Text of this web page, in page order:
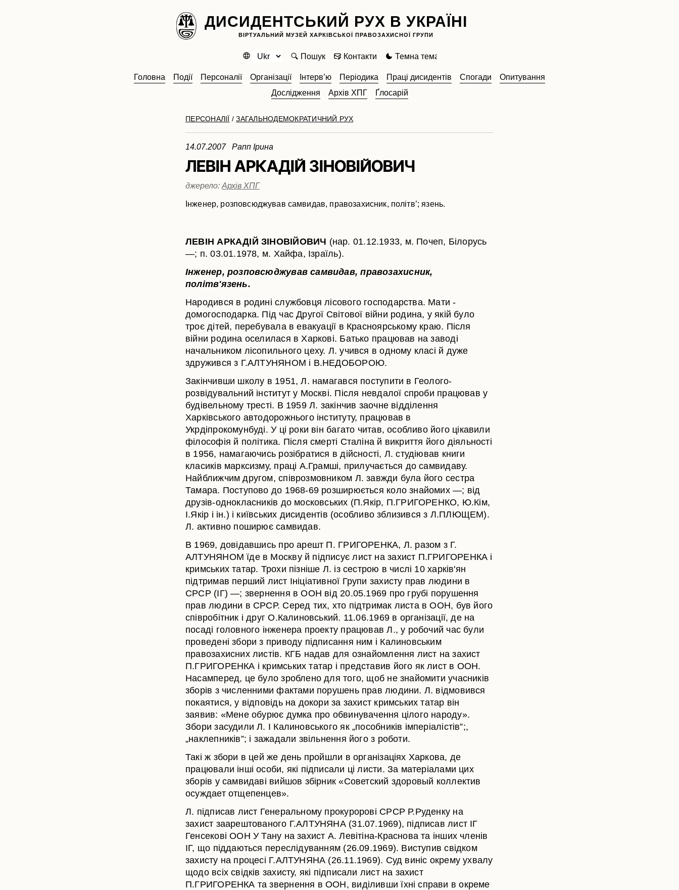
ДИСИДЕНТСЬКИЙ РУХ В УКРАЇНІ
ВІРТУАЛЬНИЙ МУЗЕЙ ХАРКІВСЬКОЇ ПРАВОЗАХИСНОЇ ГРУПИ
Пошук Контакти Темна тема
Головна Події Персоналії Організації Інтерв’ю Періодика Праці дисидентів Спогади
Опитування
Дослідження
Архів ХПГ Ґлосарій
ПЕРСОНАЛІЇ /ЗАГАЛЬНОДЕМОКРАТИЧНИЙ РУХ
14.07.2007 Рапп Ірина
ЛЕВІН АРКАДІЙ ЗІНОВІЙОВИЧ
джерело: Архів ХПГ
Інженер, розповсюджував самвидав, правозахисник, політв’; язень.
ЛЕВІН АРКАДІЙ ЗІНОВІЙОВИЧ (нар. 01.12.1933, м. Почеп, Білорусь
—; п. 03.01.1978, м. Хайфа, Ізраїль).
Інженер, розповсюджував самвидав, правозахисник,
політв'язень.
Народився в родині службовця лісового господарства. Мати -
домогосподарка. Під час Другої Світової війни родина, у якій було
троє дітей, перебувала в евакуації в Красноярському краю. Після
війни родина оселилася в Харкові. Батько працював на заводі
начальником лісопильного цеху. Л. учився в одному класі й дуже
здружився з Г.АЛТУНЯНОМ і В.НЕДОБОРОЮ.
Закінчивши школу в 1951, Л. намагався поступити в Геолого-
розвідувальний інститут у Москві. Після невдалої спроби працював у
будівельному тресті. В 1959 Л. закінчив заочне відділення
Харківського автодорожнього інституту, працював в
Укрдіпрокомунбуді. У ці роки він багато читав, особливо його цікавили
філософія й політика. Після смерті Сталіна й викриття його діяльності
в 1956, намагаючись розібратися в дійсності, Л. студіював книги
класиків марксизму, праці А.Грамші, прилучається до самвидаву.
Найближчим другом, співрозмовником Л. завжди була його сестра
Тамара. Поступово до 1968-69 розширюється коло знайомих —; від
друзів-однокласників до московських (П.Якір, П.ГРИГОРЕНКО, Ю.Кім,
І.Якір і ін.) і київських дисидентів (особливо зблизився з Л.ПЛЮЩЕМ).
Л. активно поширює самвидав.
В 1969, довідавшись про арешт П. ГРИГОРЕНКА, Л. разом з Г.
АЛТУНЯНОМ їде в Москву й підписує лист на захист П.ГРИГОРЕНКА і
кримських татар. Трохи пізніше Л. із сестрою в числі 10 харків'ян
підтримав перший лист Ініціативної Групи захисту прав людини в
СРСР (ІГ) —; звернення в ООН від 20.05.1969 про грубі порушення
прав людини в СРСР. Серед тих, хто підтримак листа в ООН, був його
співробітник і друг О.Калиновський. 11.06.1969 в організації, де на
посаді головного інженера проекту працював Л., у робочий час були
проведені збори з приводу підписання ним і Калиновським
правозахисних листів. КГБ надав для ознайомлення лист на захист
П.ГРИГОРЕНКА і кримських татар і представив його як лист в ООН.
Насамперед, це було зроблено для того, щоб не знайомити учасників
зборів з численними фактами порушень прав людини. Л. відмовився
покаятися, у відповідь на докори за захист кримських татар він
заявив: «Мене обурює думка про обвинувачення цілого народу».
Збори засудили Л. І Калиновського як „пособників імперіалістів”;,
„наклепників”; і зажадали звільнення його з роботи.
Такі ж збори в цей же день пройшли в організаціях Харкова, де
працювали інші особи, які підписали ці листи. За матеріалами цих
зборів у самвидаві вийшов збірник «Советский здоровый коллектив
осуждает отщепенцев».
Л. підписав лист Генеральному прокуророві СРСР Р.Руденку на
захист заарештованого Г.АЛТУНЯНА (31.07.1969), підписав лист ІГ
Генсекові ООН У Тану на захист А. Левітіна-Краснова та інших членів
ІГ, що піддаються переслідуванням (26.09.1969). Виступив свідком
захисту на процесі Г.АЛТУНЯНА (26.11.1969). Суд виніс окрему ухвалу
щодо всіх свідків захисту, які підписали лист на захист
П.ГРИГОРЕНКА та звернення в ООН, виділивши їхні справи в окреме